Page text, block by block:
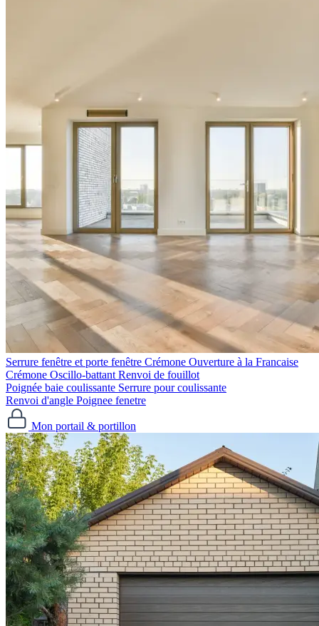
Serrure fenêtre et porte fenêtre
Crémone Ouverture à la Francaise
Crémone Oscillo-battant Renvoi de fouillot
Poignée baie coulissante Serrure pour coulissante
Renvoi d'angle Poignee fenetre
Mon portail & portillon